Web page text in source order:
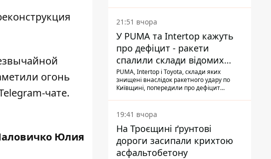
огонь
чате.
Юлия
21:51 вчора
У PUMA та Intertop кажуть
про дефіцит - ракети
спалили склади відомих
брендів
PUMA, Intertop і Toyota, склади яких
знищені внаслідок ракетного удару по
Київщині, попередили про дефіцит
19:41 вчора
На Троєщині ґрунтові
дороги засипали крихтою
асфальтобетону